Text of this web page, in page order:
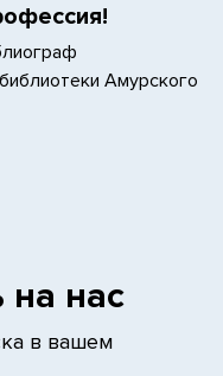
Амурского
на нас
в вашем